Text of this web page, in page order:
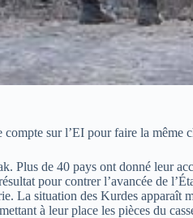
sur l’EI pour faire la même
de 40 pays ont donné leur
pour contrer l’avancée de
La situation des Kurdes apparaît
à leur place les pièces du